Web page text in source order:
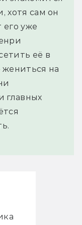
хотя сам он
его уже
её в
жениться на
главных